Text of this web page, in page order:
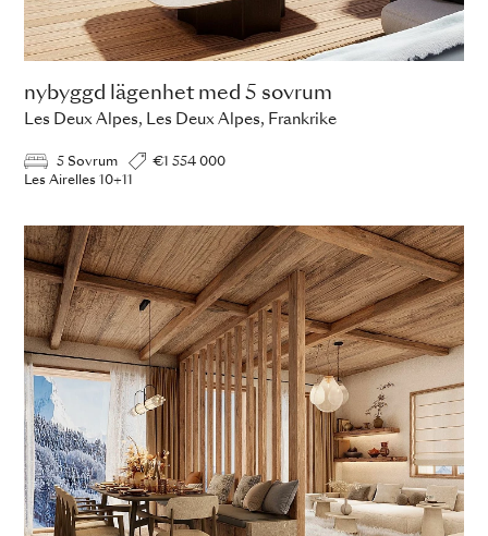
nybyggd lägenhet med 5 sovrum
Les Deux Alpes, Les Deux Alpes, Frankrike
5 Sovrum
€1 554 000
Les Airelles 10+11